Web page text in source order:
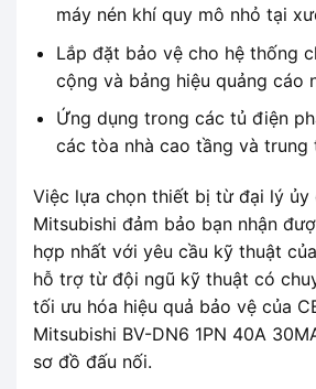
máy nén khí quy mô nhỏ tại
Lắp đặt bảo vệ cho hệ thống
cộng và bảng hiệu quảng cáo
Ứng dụng trong các tủ điện
các tòa nhà cao tầng và trung
Việc lựa chọn thiết bị từ đại lý ủy
Mitsubishi đảm bảo bạn nhận
hợp nhất với yêu cầu kỹ thuật
hỗ trợ từ đội ngũ kỹ thuật có
tối ưu hóa hiệu quả bảo vệ của
Mitsubishi BV-DN6 1PN 40A
sơ đồ đấu nối.